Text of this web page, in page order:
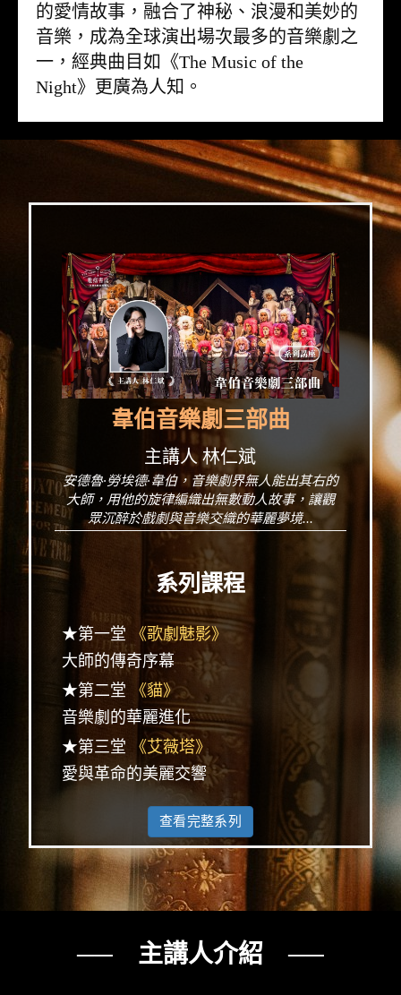
的愛情故事，融合了神秘、浪漫和美妙的
音樂，成為全球演出場次最多的音樂劇之
一，經典曲目如《The Music of the
Night》更廣為人知。
韋伯音樂劇三部曲
主講人 林仁斌
安德魯·勞埃德·韋伯，音樂劇界無人能出其右的
大師，用他的旋律編織出無數動人故事，讓觀
眾沉醉於戲劇與音樂交織的華麗夢境...
系列課程
★第一堂
《歌劇魅影》
大師的傳奇序幕
★第二堂
《貓》
音樂劇的華麗進化
★第三堂
《艾薇塔》
愛與革命的美麗交響
查看完整系列
── 主講人介紹 ──